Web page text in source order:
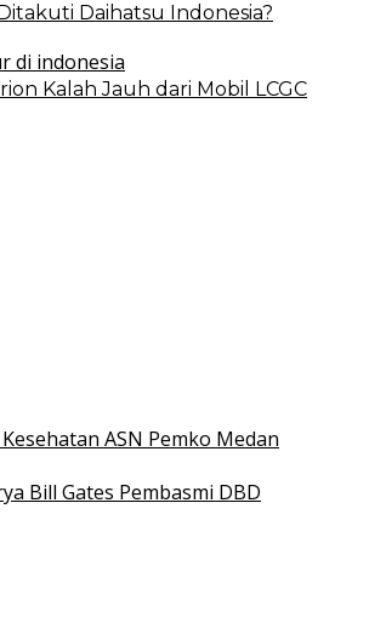
Daihatsu Indonesia?
Kalah Jauh dari Mobil LCGC